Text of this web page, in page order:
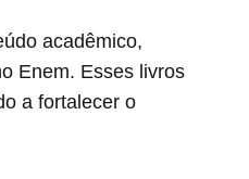
acadêmico,
Enem. Esses livros
a fortalecer o